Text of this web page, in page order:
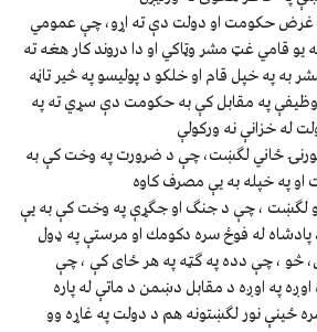
غرض حكومت او دولت دې ته اړو، چې عمومي
يو قامي غټ مشر وټاكي او دا دروند كار هغه ته
به په خپل قام او خلكو د پوليسو په څير تاڼه
وظيفې په مقابل كې به حكومت دې سړي ته په
له خزانې نه وركولې
ځاني لګښت، چې د ضرورت په وخت كې به
په خپله به يې مصرف كاوه
لګښت ، چې د جنګ او جګړې په وخت كې به يې
له فوځ سره دكومك او مرستې په ډول
څو ، چې دده په ګټه په هر ځاى كې ، چې
په اوږه د مقابل دښمن د ماتې له پاره